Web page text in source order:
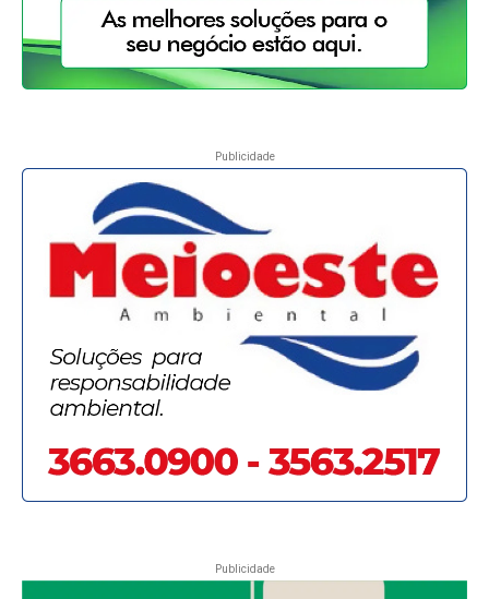
Publicidade
Publicidade